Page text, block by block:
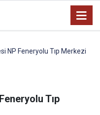
NP Feneryolu Tıp Merkezi
Tıp